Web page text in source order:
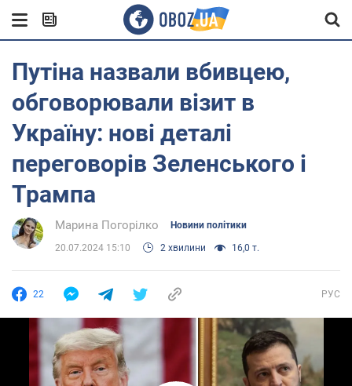
Путіна назвали вбивцею,
обговорювали візит в
Україну: нові деталі
переговорів Зеленського і
Трампа
Марина Погорілко Новини політики
20.07.2024 15:10 2 хвилини 16,0 т.
22 РУС